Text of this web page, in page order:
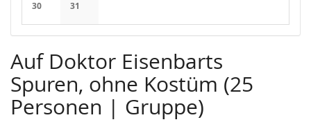
30
Keine Veranstaltungen
31
Keine Veranstaltungen
Auf Doktor Eisenbarts
Spuren, ohne Kostüm (25
Personen | Gruppe)